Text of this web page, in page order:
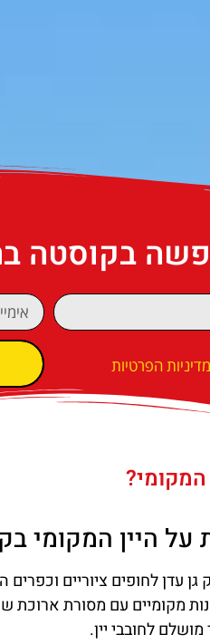
בקוסטה
מדיניות הפרטיות
המקומי?
היין המקומי
עדן לחופים ציוריים
מקומיים עם מסורת ארוכת
לחובבי יין.